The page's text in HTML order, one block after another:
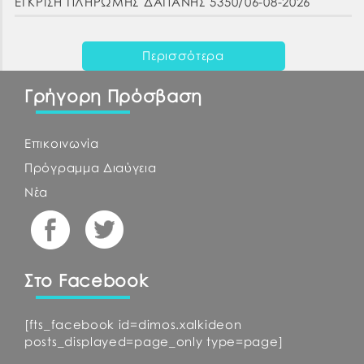
Περισσότερα
Γρήγορη Πρόσβαση
Επικοινωνία
Πρόγραμμα Διαύγεια
Νέα
Στο Facebook
[fts_facebook id=dimos.xalkideon
posts_displayed=page_only type=page]